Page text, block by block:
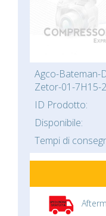
Agco-Bateman-
Zetor-01-7H15-
ID Prodotto:
Disponibile:
Tempi di